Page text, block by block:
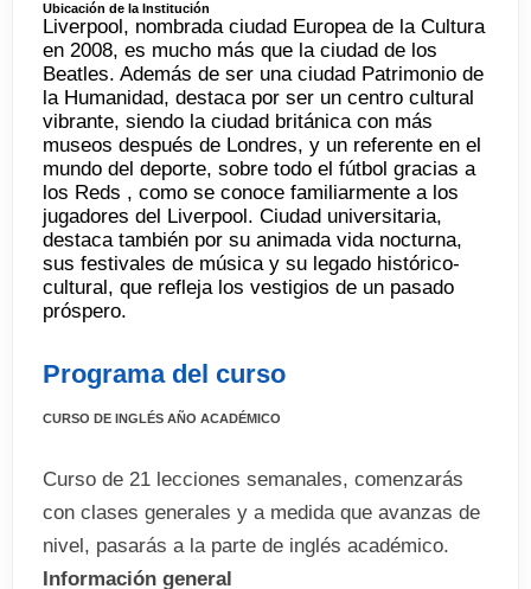
Ubicación de la Institución
Liverpool, nombrada ciudad Europea de la Cultura
en 2008, es mucho más que la ciudad de los
Beatles. Además de ser una ciudad Patrimonio de
la Humanidad, destaca por ser un centro cultural
vibrante, siendo la ciudad británica con más
museos después de Londres, y un referente en el
mundo del deporte, sobre todo el fútbol gracias a
los Reds , como se conoce familiarmente a los
jugadores del Liverpool. Ciudad universitaria,
destaca también por su animada vida nocturna,
sus festivales de música y su legado histórico-
cultural, que refleja los vestigios de un pasado
próspero.
Programa del curso
CURSO DE INGLÉS AÑO ACADÉMICO
Curso de 21 lecciones semanales, comenzarás
con clases generales y a medida que avanzas de
nivel, pasarás a la parte de inglés académico.
Información general